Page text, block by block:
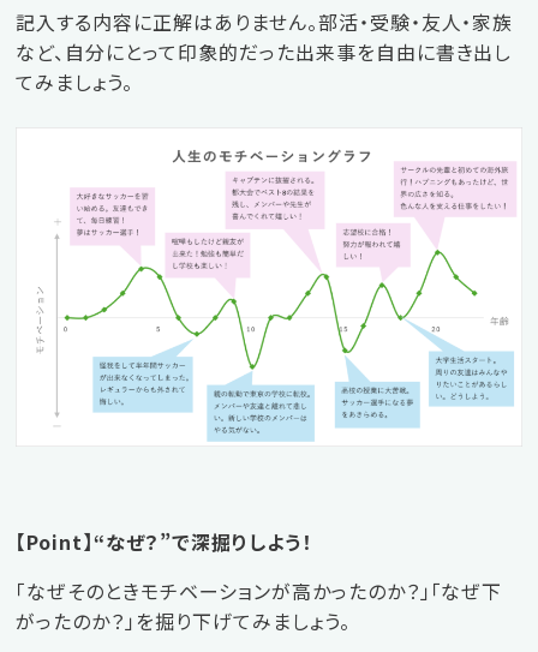
記入する内容に正解はありません。部活・受験・友人・家族
など、自分にとって印象的だった出来事を自由に書き出し
てみましょう。
【Point】“なぜ？”で深掘りしよう！
「なぜそのときモチベーションが高かったのか？」「なぜ下
がったのか？」を掘り下げてみましょう。